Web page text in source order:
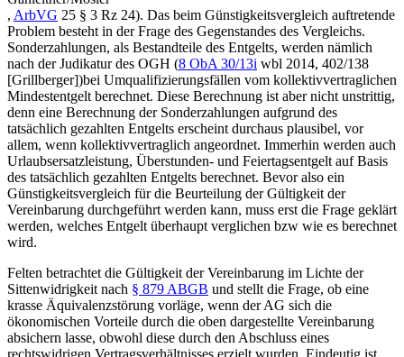
, ArbVG 25 § 3 Rz 24). Das beim Günstigkeitsvergleich auftretende
Problem besteht in der Frage des Gegenstandes des Vergleichs.
Sonderzahlungen, als Bestandteile des Entgelts, werden nämlich
nach der Judikatur des OGH (8 ObA 30/13i wbl 2014, 402/138
[Grillberger])bei Umqualifizierungsfällen vom kollektivvertraglichen
Mindestentgelt berechnet. Diese Berechnung ist aber nicht unstrittig,
denn eine Berechnung der Sonderzahlungen aufgrund des
tatsächlich gezahlten Entgelts erscheint durchaus plausibel, vor
allem, wenn kollektivvertraglich angeordnet. Immerhin werden auch
Urlaubsersatzleistung, Überstunden- und Feiertagsentgelt auf Basis
des tatsächlich gezahlten Entgelts berechnet. Bevor also ein
Günstigkeitsvergleich für die Beurteilung der Gültigkeit der
Vereinbarung durchgeführt werden kann, muss erst die Frage geklärt
werden, welches Entgelt überhaupt verglichen bzw wie es berechnet
wird.
Felten betrachtet die Gültigkeit der Vereinbarung im Lichte der
Sittenwidrigkeit nach § 879 ABGB und stellt die Frage, ob eine
krasse Äquivalenzstörung vorläge, wenn der AG sich die
ökonomischen Vorteile durch die oben dargestellte Vereinbarung
absichern lasse, obwohl diese durch den Abschluss eines
rechtswidrigen Vertragsverhältnisses erzielt wurden. Eindeutig ist